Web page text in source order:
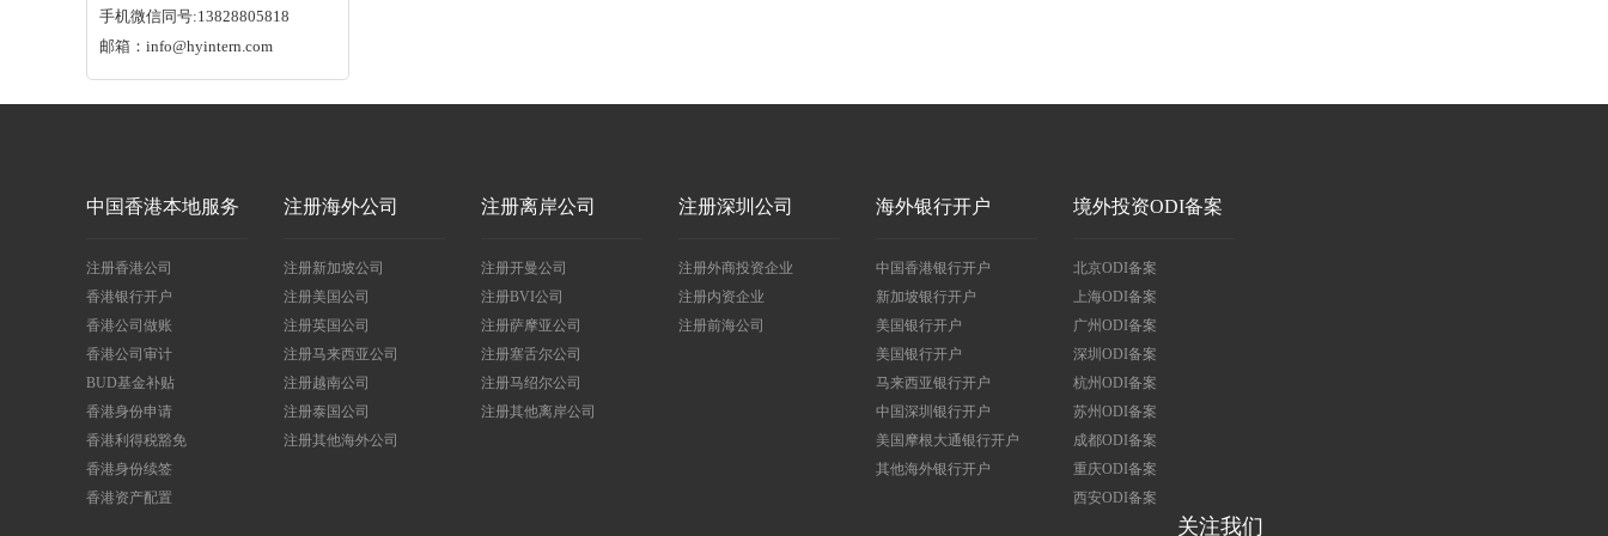
手机微信同号:13828805818
邮箱：info@hyintern.com
中国香港本地服务
注册香港公司
香港银行开户
香港公司做账
香港公司审计
BUD基金补贴
香港身份申请
香港利得税豁免
香港身份续签
香港资产配置
注册海外公司
注册新加坡公司
注册美国公司
注册英国公司
注册马来西亚公司
注册越南公司
注册泰国公司
注册其他海外公司
注册离岸公司
注册开曼公司
注册BVI公司
注册萨摩亚公司
注册塞舌尔公司
注册马绍尔公司
注册其他离岸公司
注册深圳公司
注册外商投资企业
注册内资企业
注册前海公司
海外银行开户
中国香港银行开户
新加坡银行开户
美国银行开户
美国银行开户
马来西亚银行开户
中国深圳银行开户
美国摩根大通银行开户
其他海外银行开户
境外投资ODI备案
北京ODI备案
上海ODI备案
广州ODI备案
深圳ODI备案
杭州ODI备案
苏州ODI备案
成都ODI备案
重庆ODI备案
西安ODI备案
关注我们